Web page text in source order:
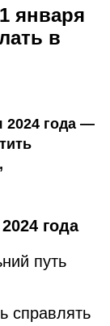
января
в
2024 года —
года
путь
справлять